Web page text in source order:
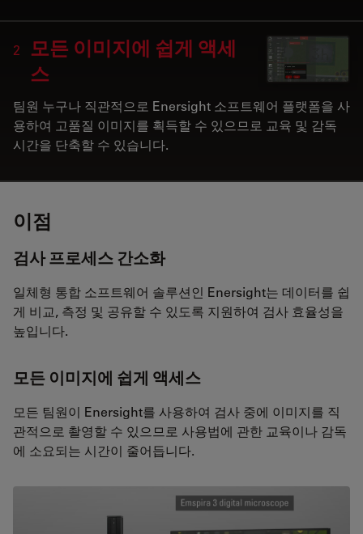
2
모든 이미지에 쉽게 액세
스
팀원 누구나 직관적으로 Enersight 소프트웨어 플랫폼을 사
용하여 고품질 이미지를 획득할 수 있으므로 교육 및 감독
시간을 단축할 수 있습니다.
이점
검사 프로세스 간소화
일체형 통합 소프트웨어 솔루션인 Enersight는 데이터를 쉽
게 비교, 측정 및 공유할 수 있도록 지원하여 검사 효율성을
높입니다.
모든 이미지에 쉽게 액세스
모든 팀원이 Enersight를 사용하여 검사 중에 이미지를 직
관적으로 촬영할 수 있으므로 사용법에 관한 교육이나 감독
에 소요되는 시간이 줄어듭니다.